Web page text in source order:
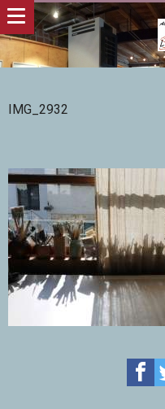
IMG_2932